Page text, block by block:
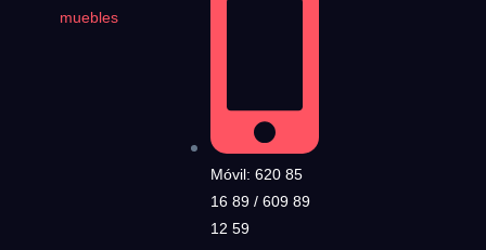
muebles
Móvil: 620 85
16 89 / 609 89
12 59